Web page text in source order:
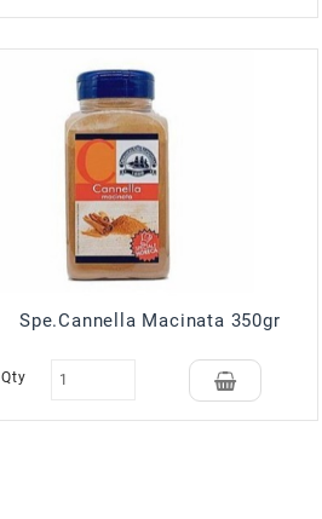
Spe.Cannella Macinata 350gr
Qty